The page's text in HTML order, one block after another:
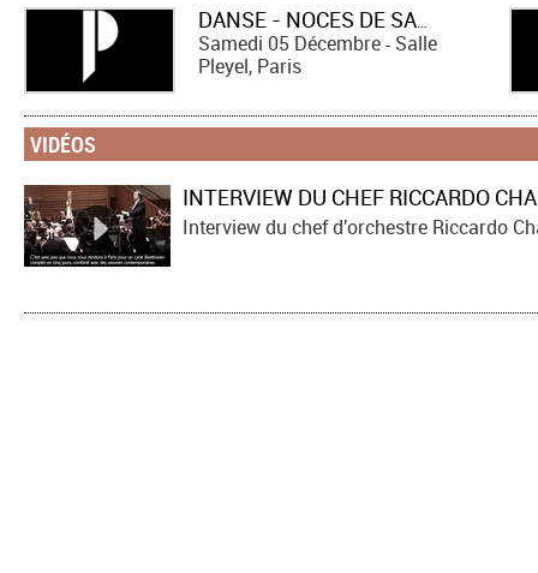
Samedi 05 Décembre - Salle
Pleyel, Paris
VIDÉOS
INTERVIEW DU CHEF RICCARDO
Interview du chef d'orchestre Riccardo